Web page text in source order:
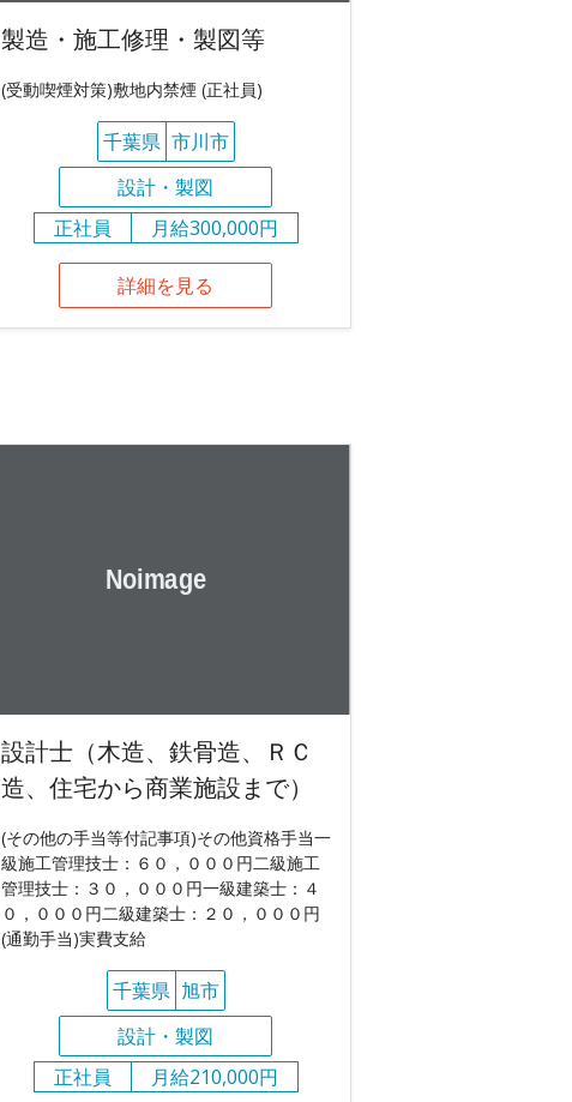
製造・施工修理・製図等
(受動喫煙対策)敷地内禁煙 (正社員)
千葉県 市川市
設計・製図
正社員
月給300,000円
詳細を見る
設計士（木造、鉄骨造、ＲＣ
造、住宅から商業施設まで）
(その他の手当等付記事項)その他資格手当一
級施工管理技士：６０，０００円二級施工
管理技士：３０，０００円一級建築士：４
０，０００円二級建築士：２０，０００円
(通勤手当)実費支給
千葉県 旭市
設計・製図
正社員
月給210,000円